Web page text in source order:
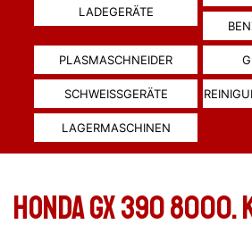
LADEGERÄTE
PLASMASCHNEIDER
SCHWEISSGERÄTE
LAGERMASCHINEN
Honda GX 390 8000.